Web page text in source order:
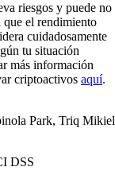
riesgos y puede no
que el rendimiento
cuidadosamente
tu situación
más información
criptoactivos aquí.
Park, Triq Mikiel